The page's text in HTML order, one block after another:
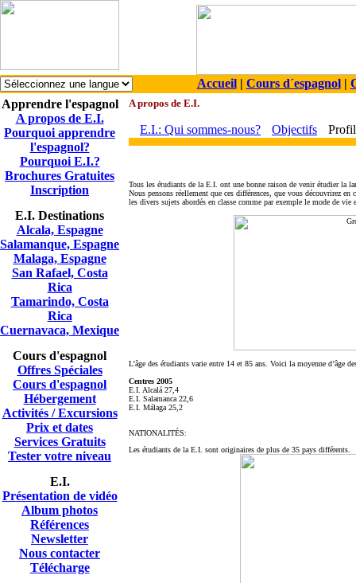
Accueil| Cours d´espagnol|
Apprendre l'espagnol
A propos de E.I.
Pourquoi apprendre
l'espagnol?
Pourquoi E.I.?
Brochures Gratuites
Inscription
E.I. Destinations
Alcala, Espagne
Salamanque, Espagne
Malaga, Espagne
San Rafael, Costa
Rica
Tamarindo, Costa
Rica
Cuernavaca, Mexique
Cours d'espagnol
Offres Spéciales
Cours d'espagnol
Hébergement
Activités / Excursions
Prix et dates
Services Gratuits
Tester votre niveau
E.I.
Présentation de vidéo
Album photos
Références
Newsletter
Nous contacter
Télécharge
A propos de E.I.
E.I.: Qui sommes-nous? Objectifs
Tous les étudiants de la E.I. ont une bonne raison de venir étudier la
Nous pensons réellement que ces différences, que vous découvrirez
les divers sujets abordés en classe comme par exemple le mode de
L’âge des étudiants varie entre 14 et 85 ans. Voici la moyenne d’âge
Centres 2005
E.I. Alcalá 27,4
E.I. Salamanca 22,6
E.I. Málaga 25,2
NATIONALITÉS:
Les étudiants de la E.I. sont originaires de plus de 35 pays différents.